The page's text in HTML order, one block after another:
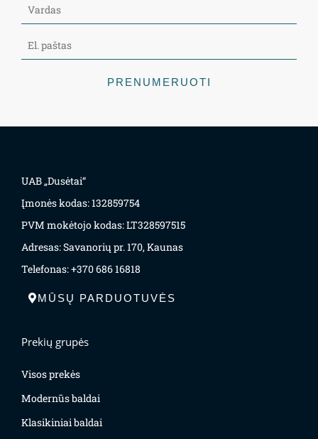
PRENUMERUOTI
UAB „Dusėtai“
Įmonės kodas: 132859754
PVM mokėtojo kodas: LT328597515
Adresas: Savanorių pr. 170, Kaunas
Telefonas: +370 686 16818
MŪSŲ PARDUOTUVĖS
Prekių grupės
Visos prekės
Modernūs baldai
Klasikiniai baldai